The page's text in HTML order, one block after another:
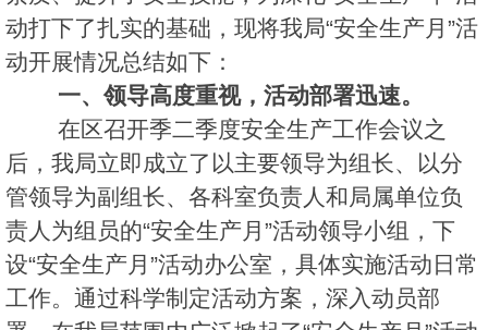
动打下了扎实的基础，现将我局“安全生产月”活
动开展情况总结如下：
一、领导高度重视，活动部署迅速。
在区召开季二季度安全生产工作会议之
后，我局立即成立了以主要领导为组长、以分
管领导为副组长、各科室负责人和局属单位负
责人为组员的“安全生产月”活动领导小组，下
设“安全生产月”活动办公室，具体实施活动日常
工作。通过科学制定活动方案，深入动员部